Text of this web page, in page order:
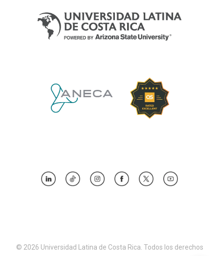
© 2026 Universidad Latina de Costa Rica. Todos los derechos